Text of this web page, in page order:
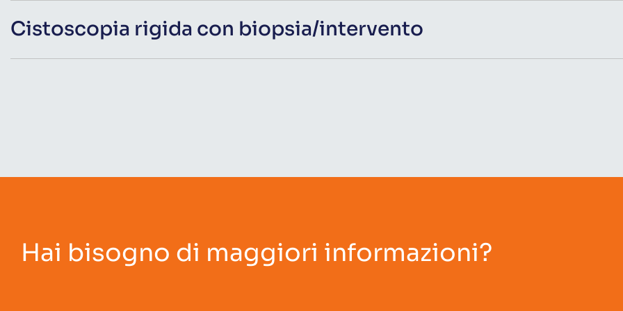
Cistoscopia rigida con biopsia/intervento
Hai bisogno di maggiori informazioni?